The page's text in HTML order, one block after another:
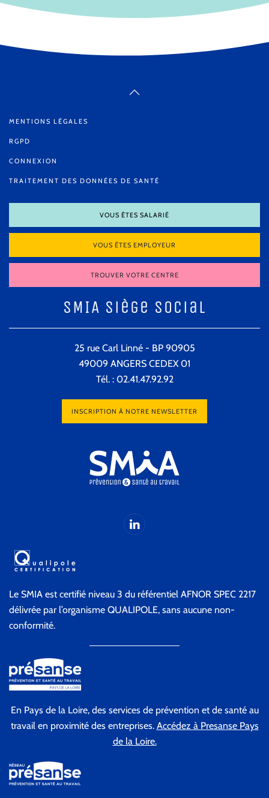
MENTIONS LÉGALES
RGPD
CONNEXION
TRAITEMENT DES DONNÉES DE SANTÉ
VOUS ÊTES SALARIÉ
VOUS ÊTES EMPLOYEUR
TROUVER VOTRE CENTRE
SMIA Siège Social
25 rue Carl Linné - BP 90905
49009 ANGERS CEDEX 01
Tél. : 02.41.47.92.92
INSCRIPTION À NOTRE NEWSLETTER
Le SMIA est certifié niveau 3 du référentiel AFNOR SPEC 2217
délivrée par l’organisme QUALIPOLE, sans aucune non-
conformité.
En Pays de la Loire, des services de prévention et de santé au
travail en proximité des entreprises. Accédez à Presanse Pays
de la Loire.